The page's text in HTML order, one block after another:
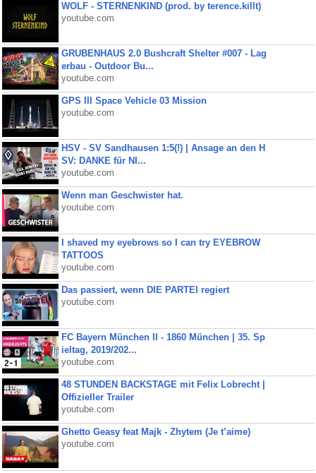
WOLF - STERNENKIND (prod. by terence.killt)
youtube.com
GRUBENHAUS 2.0 Bushcraft Shelter #007 - Lag
erbau - Outdoor Bu...
youtube.com
GPS III Space Vehicle 03 Mission
youtube.com
HSV - SV Sandhausen 1:5(!) | Ansage an den H
SV: DANKE für NI...
youtube.com
Wenn man Geschwister hat.
youtube.com
I shaved my eyebrows so I can try EYEBROW
TATTOOS
youtube.com
Das passiert, wenn DIE PARTEI regiert
youtube.com
FC Bayern München II - 1860 München | 35. Sp
ieltag, 2019/202...
youtube.com
48 STUNDEN BACKSTAGE mit Felix Lobrecht |
Offizieller Trailer
youtube.com
Ghetto Geasy feat Majk - Zhytem (Je t’aime)
youtube.com